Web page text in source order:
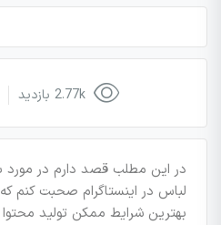
در این مطلب قصد دارم در مورد
لباس در اینستاگرام صحبت کنم
بهترین شرایط ممکن تولید محتوا